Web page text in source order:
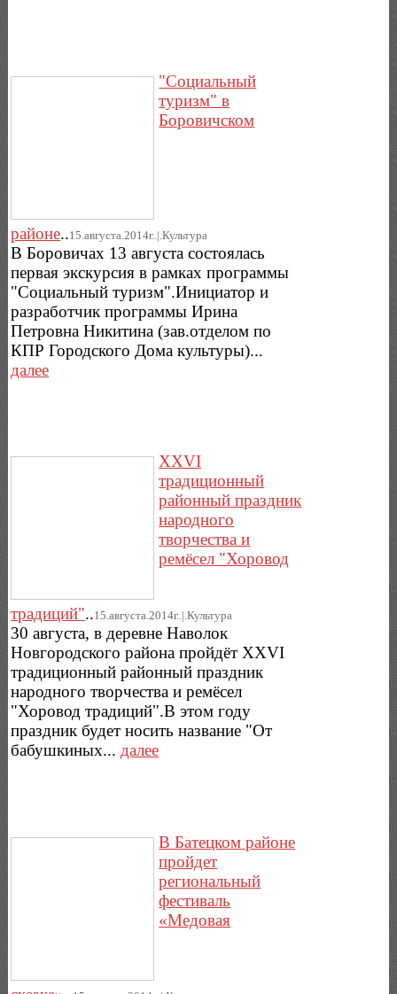
"Социальный
туризм" в
Боровичском
районе..15.августа.2014г..|.Культура
В Боровичах 13 августа состоялась
первая экскурсия в рамках программы
"Социальный туризм".Инициатор и
разработчик программы Ирина
Петровна Никитина (зав.отделом по
КПР Городского Дома культуры)...
далее
XXVI
традиционный
районный праздник
народного
творчества и
ремёсел "Хоровод
традиций"..15.августа.2014г..|.Культура
30 августа, в деревне Наволок
Новгородского района пройдёт XXVI
традиционный районный праздник
народного творчества и ремёсел
"Хоровод традиций".В этом году
праздник будет носить название "От
бабушкиных...далее
В Батецком районе
пройдет
региональный
фестиваль
«Медовая